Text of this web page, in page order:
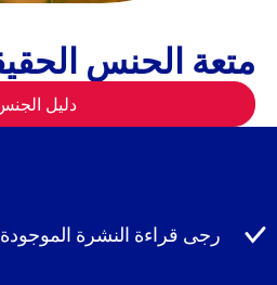
متعة الحنس
دليل
رجى قراءة النشرة الموجودة